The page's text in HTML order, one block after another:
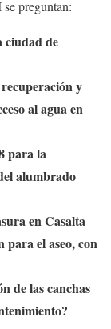
preguntan:
ciudad de
y
al agua en
para la
alumbrado
en Casalta
para el aseo, con
de las canchas